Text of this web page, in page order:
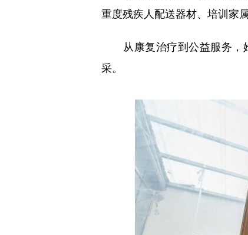
重度残疾人配送器材、培训家
从康复治疗到公益服务，
采。